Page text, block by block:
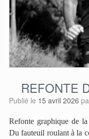
REFONTE
Publié le 15 avril 2026
Refonte graphique de
Du fauteuil roulant à la